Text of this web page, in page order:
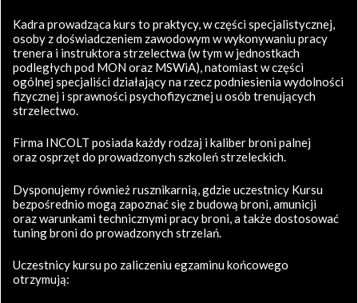
Kadra prowadząca kurs to praktycy, w części specjalistycznej,
osoby z doświadczeniem zawodowym w wykonywaniu pracy
trenera i instruktora strzelectwa (w tym w jednostkach
podległych pod MON oraz MSWiA), natomiast w części
ogólnej specjaliści działający na rzecz podniesienia wydolności
fizycznej i sprawności psychofizycznej u osób trenujących
strzelectwo.
Firma INCOLT posiada każdy rodzaj i kaliber broni palnej
oraz osprzęt do prowadzonych szkoleń strzeleckich.
Dysponujemy również rusznikarnią, gdzie uczestnicy Kursu
bezpośrednio mogą zapoznać się z budową broni, amunicji
oraz warunkami technicznymi pracy broni, a także dostosować
tuning broni do prowadzonych strzelań.
Uczestnicy kursu po zaliczeniu egzaminu końcowego
otrzymują: